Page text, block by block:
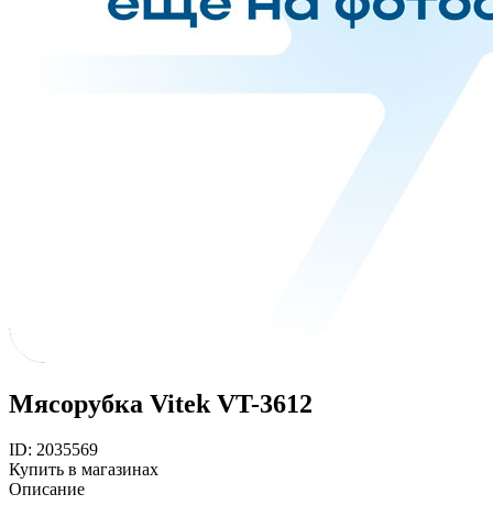
Мясорубка Vitek VT-3612
ID: 2035569
Купить в магазинах
Описание